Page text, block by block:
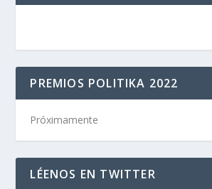
PREMIOS POLITIKA 2022
Próximamente
LÉENOS EN TWITTER